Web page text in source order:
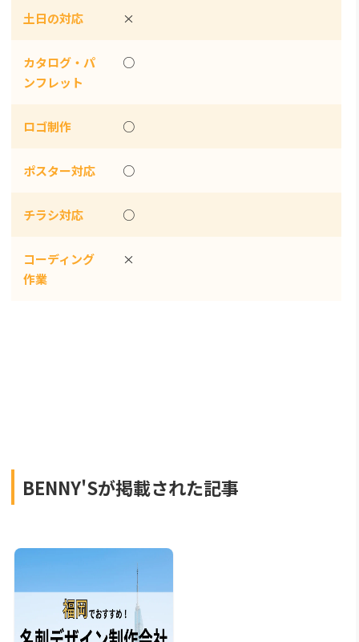
土日の対応 ×
カタログ・パ
ンフレット
○
ロゴ制作 ○
ポスター対応 ○
チラシ対応 ○
コーディング
作業
×
BENNY'Sが掲載された記事